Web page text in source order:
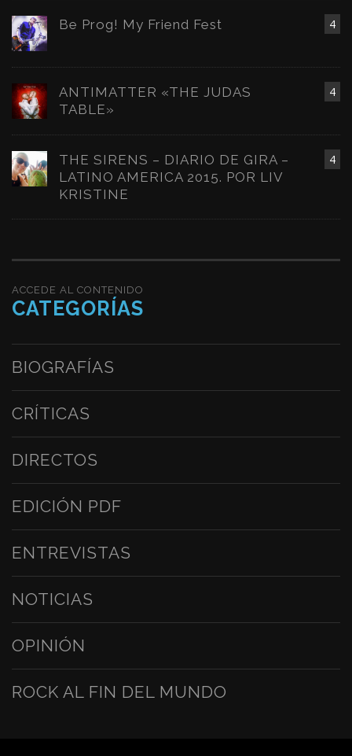
4
Be Prog! My Friend Fest
4
ANTIMATTER «THE JUDAS
TABLE»
4
THE SIRENS – DIARIO DE GIRA –
LATINO AMERICA 2015. POR LIV
KRISTINE
ACCEDE AL CONTENIDO
CATEGORÍAS
BIOGRAFÍAS
CRÍTICAS
DIRECTOS
EDICIÓN PDF
ENTREVISTAS
NOTICIAS
OPINIÓN
ROCK AL FIN DEL MUNDO